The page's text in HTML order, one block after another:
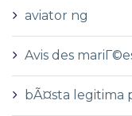
aviator ng
Avis des
bÃ¤sta legitima